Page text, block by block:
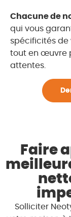
Chacune de
qui vous
spécificités de
tout en œuvre
attentes.
Faire
Solliciter